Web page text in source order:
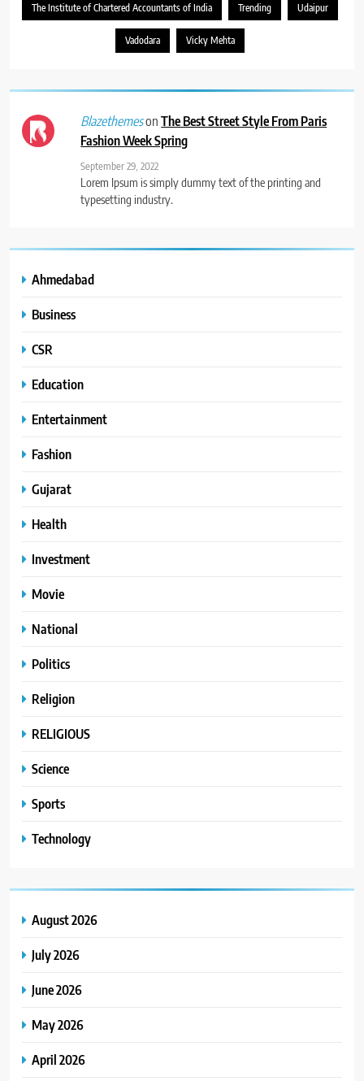
The Institute of Chartered Accountants of India Trending Udaipur
Vadodara Vicky Mehta
BlazethemesonThe Best Street Style From Paris
Fashion Week Spring
September 29, 2022
Lorem Ipsum is simply dummy text of the printing and
typesetting industry.
Ahmedabad
Business
CSR
Education
Entertainment
Fashion
Gujarat
Health
Investment
Movie
National
Politics
Religion
RELIGIOUS
Science
Sports
Technology
August 2026
July 2026
June 2026
May 2026
April 2026